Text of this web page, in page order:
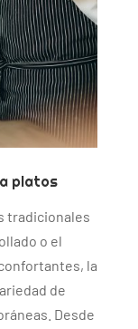
platos
tradicionales
o el
la
de
Desde